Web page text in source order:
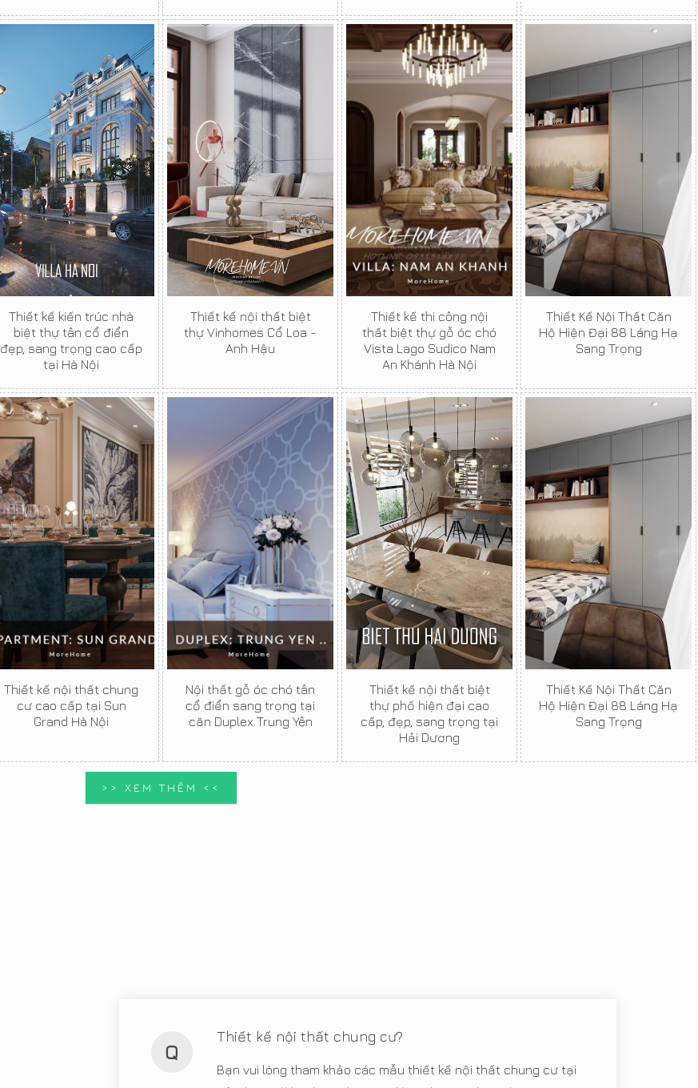
Thiết kế kiến trúc nhà
biệt thự tân cổ điển
đẹp, sang trọng cao cấp
tại Hà Nội
Thiết kế nội thất biệt
thự Vinhomes Cổ Loa -
Anh Hậu
Thiết kế thi công nội
thất biệt thự gỗ óc chó
Vista Lago Sudico Nam
An Khánh Hà Nội
Thiết Kế Nội Thất Căn
Hộ Hiện Đại 88 Láng Hạ
Sang Trọng
Thiết kế nội thất chung
cư cao cấp tại Sun
Grand Hà Nội
Nội thất gỗ óc chó tân
cổ điển sang trọng tại
căn Duplex Trung Yên
Thiết kế nội thất biệt
thự phố hiện đại cao
cấp, đẹp, sang trọng tại
Hải Dương
Thiết Kế Nội Thất Căn
Hộ Hiện Đại 88 Láng Hạ
Sang Trọng
>> XEM THÊM <<
Q
Thiết kế nội thất chung cư?
Bạn vui lòng tham khảo các mẫu thiết kế nội thất chung cư tại